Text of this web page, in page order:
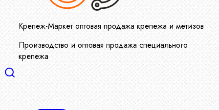
Крепеж-Маркет оптовая продажа крепежа и метизов
Производство и оптовая продажа специального
крепежа